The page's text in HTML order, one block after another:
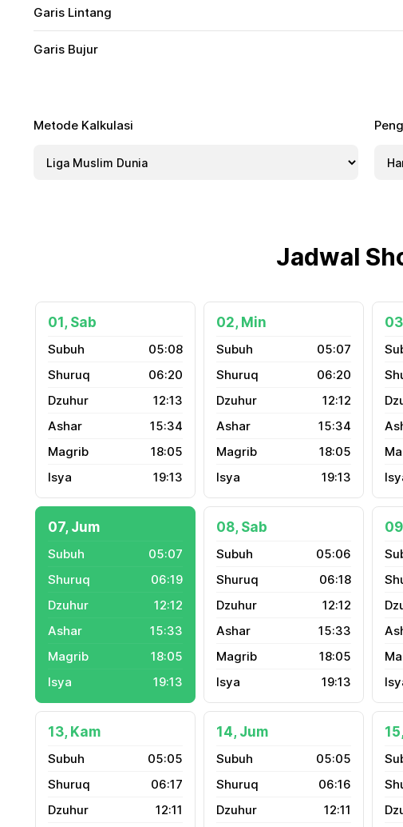
Garis Lintang
Garis Bujur
Metode Kalkulasi
Jadwal
01, Sab
05:08
06:20
12:13
15:34
18:05
19:13
02, Min
05:07
06:20
12:12
15:34
18:05
19:13
07, Jum
05:07
06:19
12:12
15:33
18:05
19:13
08, Sab
05:06
06:18
12:12
15:33
18:05
19:13
13, Kam
05:05
06:17
12:11
14, Jum
05:05
06:16
12:11